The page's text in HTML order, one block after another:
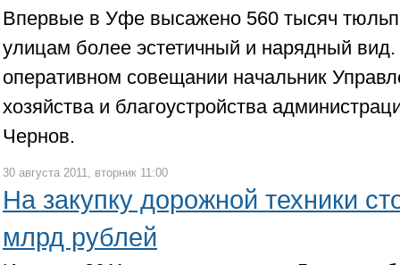
Впервые в Уфе высажено 560 тысяч
улицам более эстетичный и нарядный
оперативном совещании начальник
хозяйства и благоустройства
Чернов.
30 августа 2011, вторник 11:00
На закупку дорожной техники
млрд рублей